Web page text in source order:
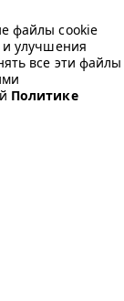
файлы cookie
и улучшения
все эти файлы
Политике